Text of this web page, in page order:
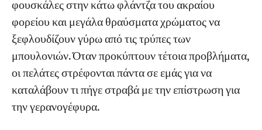
Blogs
Εφαρμογές
Σχετικά με εμάς
Επικοινωνήστε μαζί μας
αυτό
Πώς να επιλέξετε βαθμό αμμοβολής
Ποιο είναι το βέλτιστο βάθος τραχύτητας;
Βασική Σύγκριση: Πώς να επιλέξετε ένα
σχέδιο επίστρωσης ISO 12944 για
περιβάλλοντα από C3 έως C5-M για τον
φουσκάλες στην κάτω φλάντζα του ακραίου
φορείου και μεγάλα θραύσματα χρώματος να
ξεφλουδίζουν γύρω από τις τρύπες των
μπουλονιών. Όταν προκύπτουν τέτοια προβλήματα,
οι πελάτες στρέφονται πάντα σε εμάς για να
καταλάβουν τι πήγε στραβά με την επίστρωση για
την γερανογέφυρα.